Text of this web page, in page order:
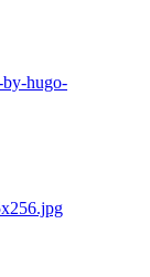
by-hugo-